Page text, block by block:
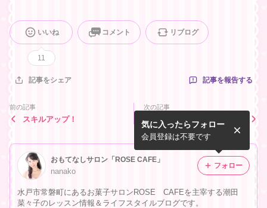
いいね
11
コメント リブログ
記事をシェア 記事を報告する
前の記事
スキルアップ！
次の記事
成功するサロン運営の秘
訣！！！
おもてなしサロン「ROSE CAFE」
nanako
水戸市常磐町にあるお菓子サロンROSE CAFEを主宰する潮田
菜々子のレッスン情報＆ライフスタイルブログです。
気に入ったらフォロー
会員登録は不要です
フォロー